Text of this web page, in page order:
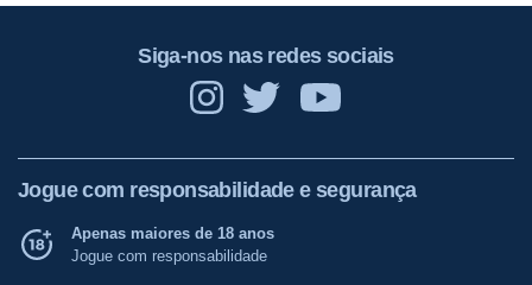
Siga-nos nas redes sociais
Jogue com responsabilidade e segurança
Apenas maiores de 18 anos
Jogue com responsabilidade